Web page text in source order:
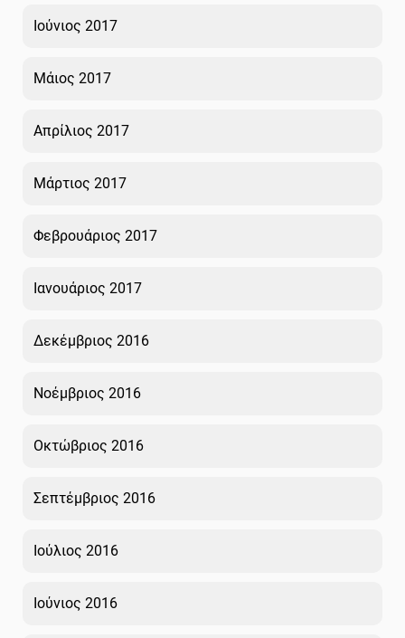
Ιούνιος 2017
Μάιος 2017
Απρίλιος 2017
Μάρτιος 2017
Φεβρουάριος 2017
Ιανουάριος 2017
Δεκέμβριος 2016
Νοέμβριος 2016
Οκτώβριος 2016
Σεπτέμβριος 2016
Ιούλιος 2016
Ιούνιος 2016